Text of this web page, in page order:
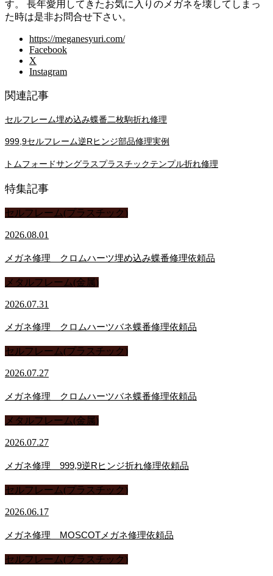
す。 長年愛用してきたお気に入りのメガネを壊してしまっ
た時は是非お問合せ下さい。
https://meganesyuri.com/
Facebook
X
Instagram
関連記事
セルフレーム埋め込み蝶番二枚駒折れ修理
999,9セルフレーム逆Rヒンジ部品修理実例
トムフォードサングラスプラスチックテンプル折れ修理
特集記事
セルフレーム(プラスチック)
2026.08.01
メガネ修理 クロムハーツ埋め込み蝶番修理依頼品
メタルフレーム(金属)
2026.07.31
メガネ修理 クロムハーツバネ蝶番修理依頼品
セルフレーム(プラスチック)
2026.07.27
メガネ修理 クロムハーツバネ蝶番修理依頼品
メタルフレーム(金属)
2026.07.27
メガネ修理 999,9逆Rヒンジ折れ修理依頼品
セルフレーム(プラスチック)
2026.06.17
メガネ修理 MOSCOTメガネ修理依頼品
セルフレーム(プラスチック)